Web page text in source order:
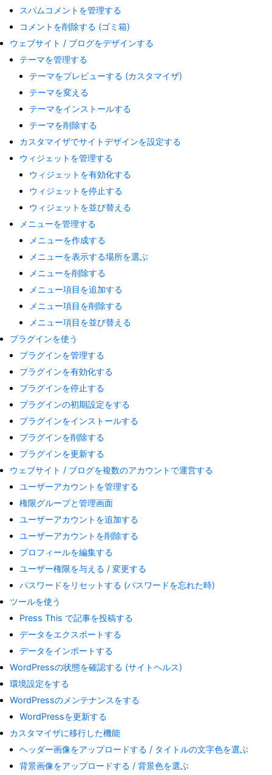
スパムコメントを管理する
コメントを削除する (ゴミ箱)
ウェブサイト / ブログをデザインする
テーマを管理する
テーマをプレビューする (カスタマイザ)
テーマを変える
テーマをインストールする
テーマを削除する
カスタマイザでサイトデザインを設定する
ウィジェットを管理する
ウィジェットを有効化する
ウィジェットを停止する
ウィジェットを並び替える
メニューを管理する
メニューを作成する
メニューを表示する場所を選ぶ
メニューを削除する
メニュー項目を追加する
メニュー項目を削除する
メニュー項目を並び替える
プラグインを使う
プラグインを管理する
プラグインを有効化する
プラグインを停止する
プラグインの初期設定をする
プラグインをインストールする
プラグインを削除する
プラグインを更新する
ウェブサイト / ブログを複数のアカウントで運営する
ユーザーアカウントを管理する
権限グループと管理画面
ユーザーアカウントを追加する
ユーザーアカウントを削除する
プロフィールを編集する
ユーザー権限を与える / 変更する
パスワードをリセットする (パスワードを忘れた時)
ツールを使う
Press This で記事を投稿する
データをエクスポートする
データをインポートする
WordPressの状態を確認する (サイトヘルス)
環境設定をする
WordPressのメンテナンスをする
WordPressを更新する
カスタマイザに移行した機能
ヘッダー画像をアップロードする / タイトルの文字色を選ぶ
背景画像をアップロードする / 背景色を選ぶ